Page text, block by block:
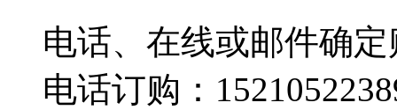
电话、在线或邮件确
电话订购：